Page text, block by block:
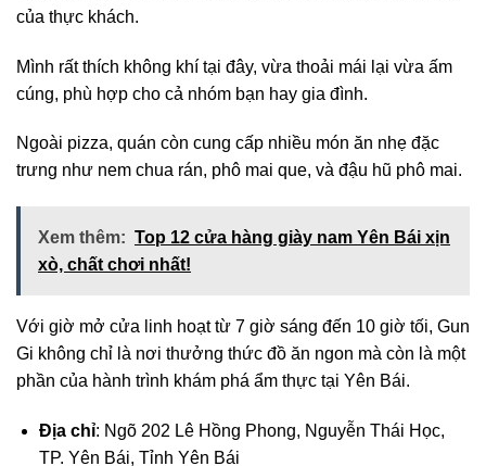
của thực khách.
Mình rất thích không khí tại đây, vừa thoải mái lại vừa ấm
cúng, phù hợp cho cả nhóm bạn hay gia đình.
Ngoài pizza, quán còn cung cấp nhiều món ăn nhẹ đặc
trưng như nem chua rán, phô mai que, và đậu hũ phô mai.
Xem thêm: Top 12 cửa hàng giày nam Yên Bái xịn
xò, chất chơi nhất!
Với giờ mở cửa linh hoạt từ 7 giờ sáng đến 10 giờ tối, Gun
Gi không chỉ là nơi thưởng thức đồ ăn ngon mà còn là một
phần của hành trình khám phá ẩm thực tại Yên Bái.
Địa chỉ: Ngõ 202 Lê Hồng Phong, Nguyễn Thái Học,
TP. Yên Bái, Tỉnh Yên Bái